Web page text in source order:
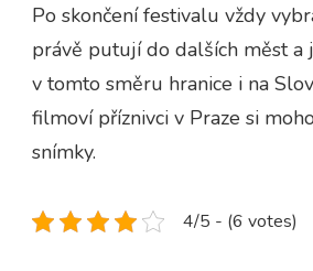
Po skončení festivalu vždy
právě putují do dalších měst a
v tomto směru hranice i na
filmoví příznivci v Praze si
snímky.
4/5 - (6 votes)